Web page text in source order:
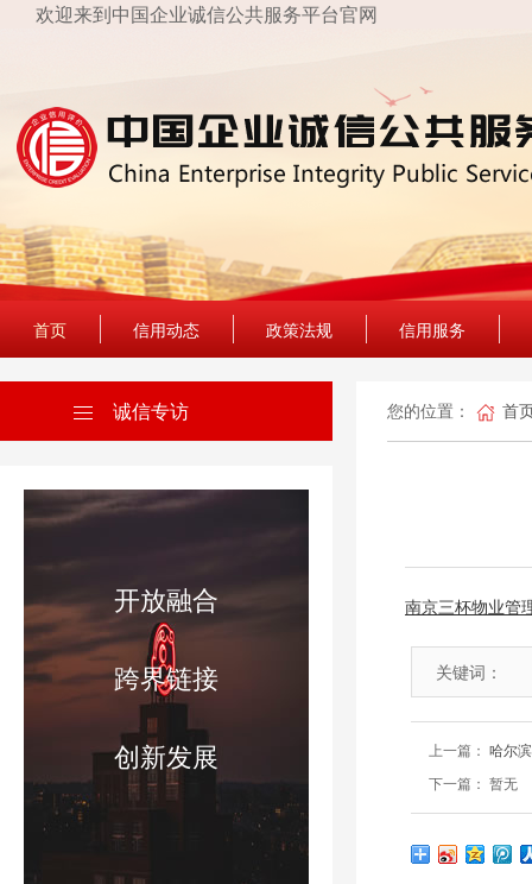
欢迎来到中国企业诚信公共服务平台官网
首页 信用动态 政策法规 信用服务
诚信专访
开放融合
跨界链接
创新发展
您的位置： 首
南京三杯物业管
关键词：
上一篇： 哈尔
下一篇： 暂无